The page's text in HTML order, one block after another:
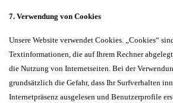
7. Verwendung von Cookies
Unsere Website verwendet Cookies. „Cookies“
Textinformationen, die auf Ihrem Rechner
die Nutzung von Internetseiten. Bei der
grundsätzlich die Gefahr, dass Ihr Surfverhalten
Internetpräsenz ausgelesen und Benutzerprofile